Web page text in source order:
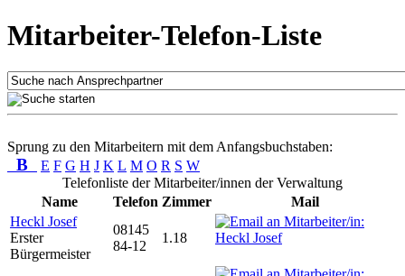
Mitarbeiter-Telefon-Liste
Sprung zu den Mitarbeitern mit dem Anfangsbuchstaben:
B E F G H J K L M O R S W
Telefonliste der Mitarbeiter/innen der Verwaltung
Name
Telefon Zimmer
Mail
Heckl Josef
Erster
Bürgermeister
08145
84-12
1.18